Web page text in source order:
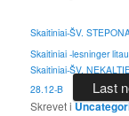
Skaitiniai-ŠV.
Skaitiniai -lesninger
Skaitiniai-ŠV.
28.12-B
Last
Skrevet i